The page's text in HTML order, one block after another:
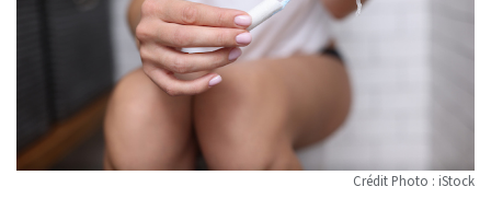
Crédit Photo : iStock